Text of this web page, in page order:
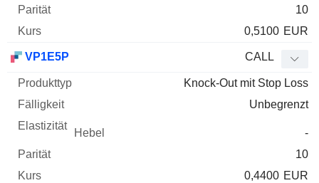
10
0,5100 EUR
VP1E5P CALL
Knock-Out mit Stop Loss
Unbegrenzt
-
10
0,4400 EUR